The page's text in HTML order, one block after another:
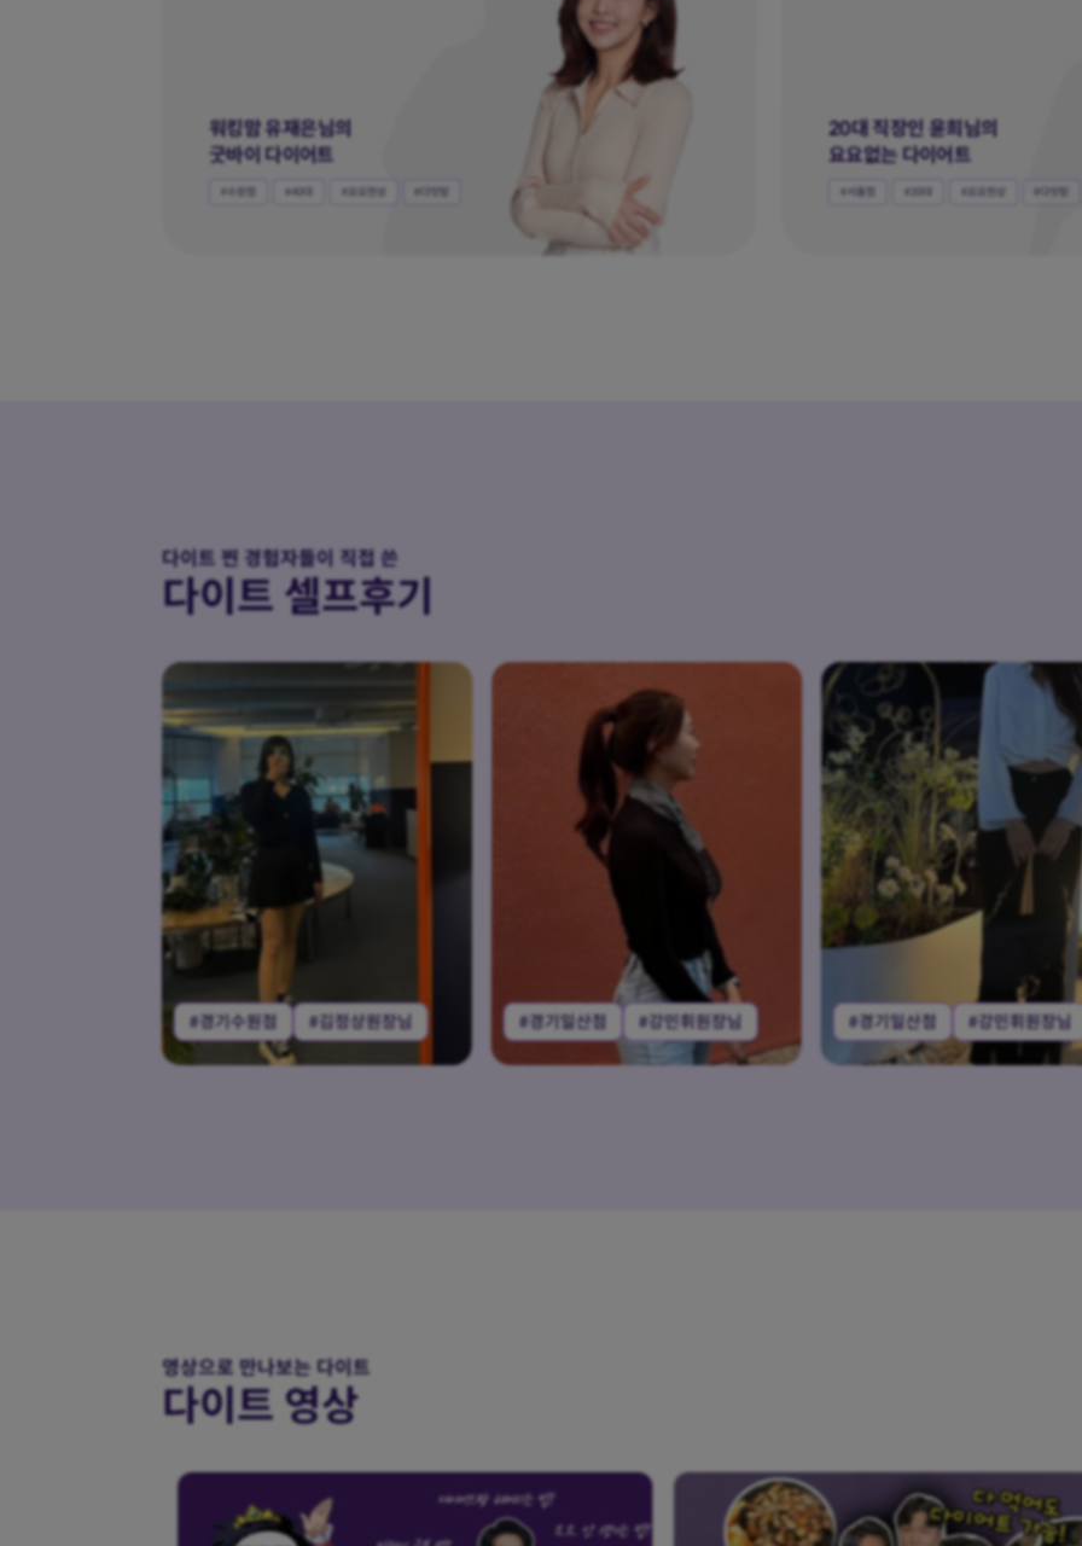
20대 직장인 윤희님의
요요없는 다이어트
#서울점 #20대 #요요현상 #다잇탕
현직 간호사 김유란님의
건강 회복 다이어트
#서울점 #30대 #요요현상 #다잇탕
다이트 찐 경험자들이 직접 쓴
다이트 셀프후기
#경기일산점 #강민휘원장님 #경기일산점 #강민휘원장님 #대전점 #전성현원장님
영상으로 만나보는 다이트
다이트 영상